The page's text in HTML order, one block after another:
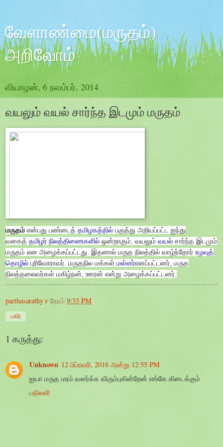
வேளாண்மை(மருதம்)
அறிவோம்
வியாழன், 6 நவம்பர், 2014
வயலும் வயல் சார்ந்த இடமும் மருதம்
மருதம் என்பது பண்டைத் தமிழகத்தில் பகுத்து அறியப்பட்ட ஐந்து
வகைத் தமிழர் நிலத்திணைகளில் ஒன்றாகும். வயலும் வயல் சார்ந்த இடமும்
மருதம் என அழைக்கப்பட்டது. இதனால் மருத நிலத்தில் வாழ்ந்தோர் உழவுத்
தொழில் புரிவோராவர். மருதநில மக்கள் மள்ளர்எனப்பட்டனர், மருத
நிலத்தலைவர்கள் மகிழ்நன், ஊரன் என்று அழைக்கப்பட்டனர்.
parthasarathy r நேரம் 9:33 PM
பகிர்
1 கருத்து:
Unknown 12 பிப்ரவரி, 2016 அன்று 12:55 PM
ஐயா மருத மரம் வளர்க்க விரும்புகின்றேன் எங்கே கிடைக்கும்
பதிலளி